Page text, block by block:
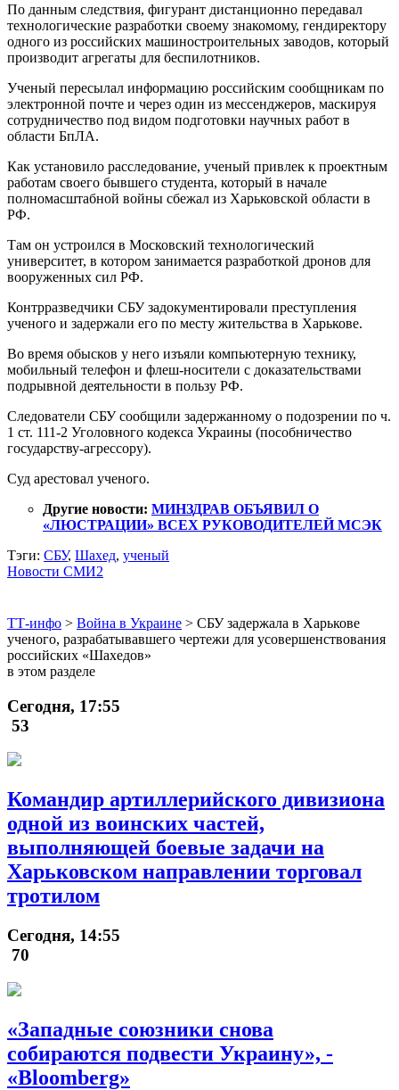
По данным следствия, фигурант дистанционно передавал
технологические разработки своему знакомому, гендиректору
одного из российских машиностроительных заводов, который
производит агрегаты для беспилотников.
Ученый пересылал информацию российским сообщникам по
электронной почте и через один из мессенджеров, маскируя
сотрудничество под видом подготовки научных работ в
области БпЛА.
Как установило расследование, ученый привлек к проектным
работам своего бывшего студента, который в начале
полномасштабной войны сбежал из Харьковской области в
РФ.
Там он устроился в Московский технологический
университет, в котором занимается разработкой дронов для
вооруженных сил РФ.
Контрразведчики СБУ задокументировали преступления
ученого и задержали его по месту жительства в Харькове.
Во время обысков у него изъяли компьютерную технику,
мобильный телефон и флеш-носители с доказательствами
подрывной деятельности в пользу РФ.
Следователи СБУ сообщили задержанному о подозрении по ч.
1 ст. 111-2 Уголовного кодекса Украины (пособничество
государству-агрессору).
Суд арестовал ученого.
Другие новости: МИНЗДРАВ ОБЪЯВИЛ О
«ЛЮСТРАЦИИ» ВСЕХ РУКОВОДИТЕЛЕЙ МСЭК
Тэги: СБУ, Шахед, ученый
Новости СМИ2
ТТ-инфо > Война в Украине > СБУ задержала в Харькове
ученого, разрабатывавшего чертежи для усовершенствования
российских «Шахедов»
в этом разделе
Сегодня, 17:55
53
Командир артиллерийского дивизиона
одной из воинских частей,
выполняющей боевые задачи на
Харьковском направлении торговал
тротилом
Сегодня, 14:55
70
«Западные союзники снова
собираются подвести Украину», -
«Bloomberg»